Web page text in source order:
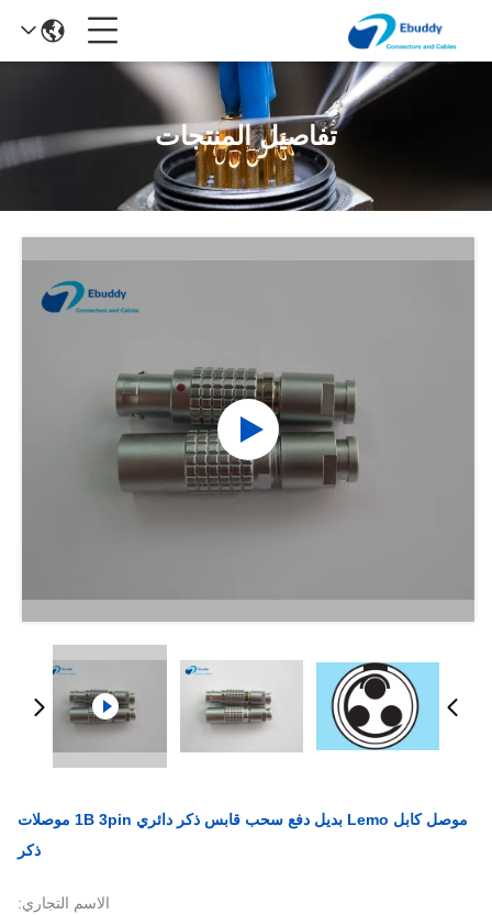
تفاصيل المنتجات
موصل كابل Lemo بديل دفع سحب قابس ذكر دائري 1B 3pin موصلات
ذكر
الاسم التجاري: